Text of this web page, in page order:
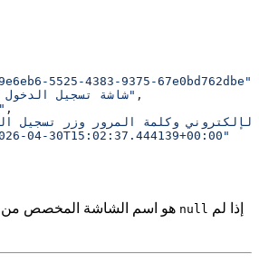
5525-4383-9375-67e0bd762dbe"
"شاشة تسجيل الدخول الجوال" ,
,
04-30T15:02:37.444139+00:00"
null